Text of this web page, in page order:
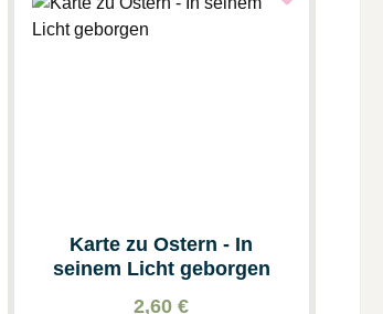
Karte zu Ostern - In
seinem Licht geborgen
2,60 €